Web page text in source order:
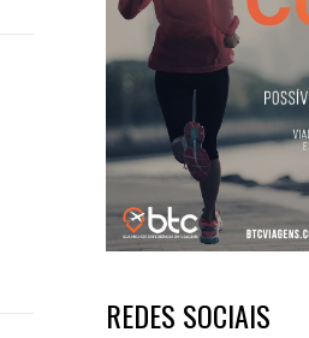
REDES SOCIAIS